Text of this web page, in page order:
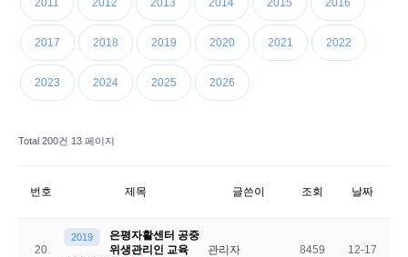
2011 2012 2013 2014 2015 2016
2017 2018 2019 2020 2021 2022
2023 2024 2025 2026
Total 200건 13 페이지
번호 제목 글쓴이 조회 날짜
20
2019
은평자활센터 공중
위생관리인 교육
관리자 8459 12-17